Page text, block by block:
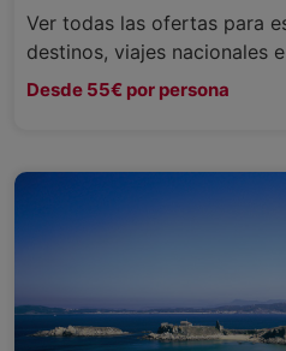
Ver todas las ofertas para
destinos, viajes nacionales
Desde 55€ por persona